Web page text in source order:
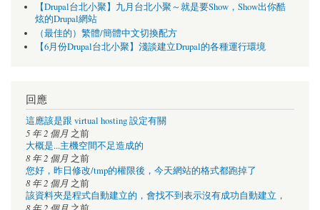
【Drupal台北小聚】九月台北小聚～就是要Show，Show出你酷
炫的Drupal網站
（最佳的）繁體/簡體中文切換配方
【6月份Drupal台北小聚】淺談建立Drupal的各種運行環境
回應
這應該是跟 virtual hosting 設定有關
5 年 2 個月 之前
大概是...主機空間不足造成的
8 年 2 個月 之前
您好，昨日修改/tmp的權限後，今天網站的格式都跑掉了
8 年 2 個月 之前
該資料夾是程式自動建立的，會找不到表示沒有成功自動建立，
8 年 2 個月